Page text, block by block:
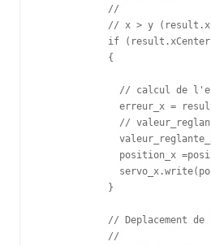
            //
// x > y
if
            {
// calcul de
erreur_x =
//
position_x
            }
// Deplacement
            //